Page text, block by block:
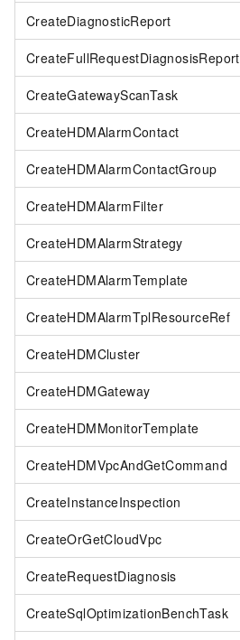
CreateDiagnosticReport
CreateFullRequestDiagnosisReport
CreateGatewayScanTask
CreateHDMAlarmContact
CreateHDMAlarmContactGroup
CreateHDMAlarmFilter
CreateHDMAlarmStrategy
CreateHDMAlarmTemplate
CreateHDMAlarmTplResourceRef
CreateHDMCluster
CreateHDMGateway
CreateHDMMonitorTemplate
CreateHDMVpcAndGetCommand
CreateInstanceInspection
CreateOrGetCloudVpc
CreateRequestDiagnosis
CreateSqlOptimizationBenchTask